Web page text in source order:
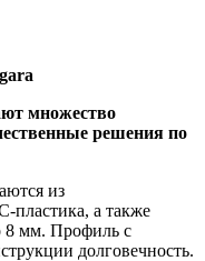
множество
решения по
из
пластика, а также
8 мм. Профиль с
долговечность.